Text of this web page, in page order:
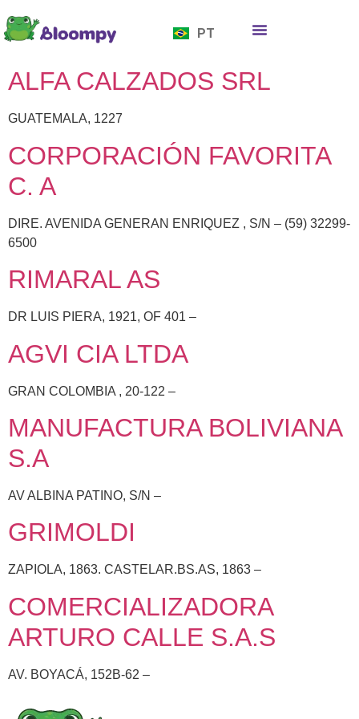
PT
ES
ALFA CALZADOS SRL
GUATEMALA, 1227
CORPORACIÓN FAVORITA
C. A
DIRE. AVENIDA GENERAN ENRIQUEZ , S/N – (59) 32299-
6500
RIMARAL AS
DR LUIS PIERA, 1921, OF 401 –
AGVI CIA LTDA
GRAN COLOMBIA , 20-122 –
MANUFACTURA BOLIVIANA
S.A
AV ALBINA PATINO, S/N –
GRIMOLDI
ZAPIOLA, 1863. CASTELAR.BS.AS, 1863 –
COMERCIALIZADORA
ARTURO CALLE S.A.S
AV. BOYACÁ, 152B-62 –